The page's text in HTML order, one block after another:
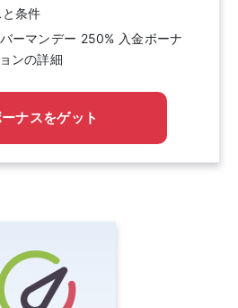
条件
ーマンデー 250% 入金ボーナ
ンの詳細
ナスをゲット